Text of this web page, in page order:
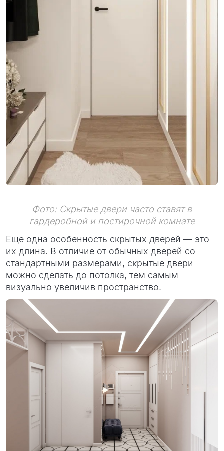
Фото: Скрытые двери часто ставят в
гардеробной и постирочной комнате
Еще одна особенность скрытых дверей — это
их длина. В отличие от обычных дверей со
стандартными размерами, скрытые двери
можно сделать до потолка, тем самым
визуально увеличив пространство.